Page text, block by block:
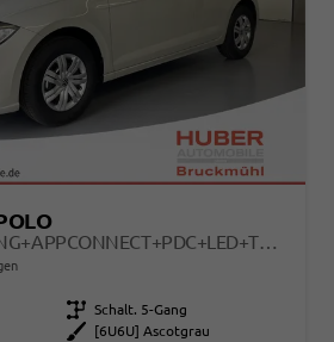
1.0 MPI SITZHEIZUNG+APPCONNECT+PDC+LED+TOUCH+LICHTSENSOR+MULTILENKRAD
Getriebe Schalt. 5-Gang
Außenfarbe
[6U6U] Ascotgrau